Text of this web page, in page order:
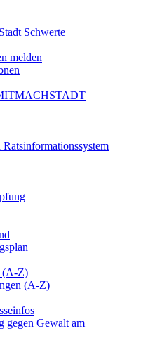
Schwerte
melden
(A-Z)
(A-Z)
gegen Gewalt am